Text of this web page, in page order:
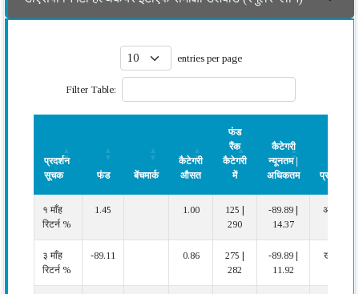
entries per page
Filter Table:
प्रदर्शन
सूचक
फंड बेंचमार्क
कैटेगरी
औसत
फंड
रैंक
कैटेगरी
में
कैटेगरी
न्यूनतम |
अधिकतम
प्रदर्शन
सूचक
औसत
रैंक
कैटेगरी
न्यूनतम |
अधिकतम
१ माँह
रिटर्न %
1.45 1.00
125 |
290
-89.89 |
14.37
अच्छा
३ माँह
रिटर्न %
-89.11 0.86
275 |
282
-89.89 |
11.92
खराब